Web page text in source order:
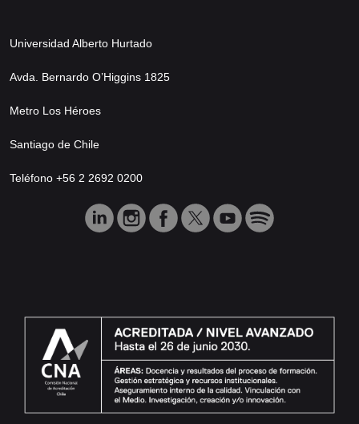
Universidad Alberto Hurtado
Avda. Bernardo O’Higgins 1825
Metro Los Héroes
Santiago de Chile
Teléfono +56 2 2692 0200